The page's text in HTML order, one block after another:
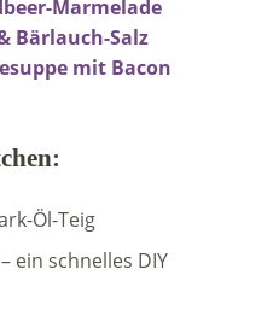
Öl-Teig
ein schnelles DIY